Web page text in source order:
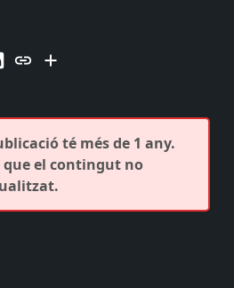
té més de 1 any.
que el contingut no